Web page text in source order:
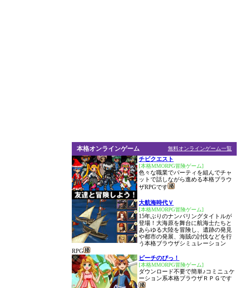
無料オンラインゲーム一覧
本格オンラインゲーム
チビクエスト
[本格MMORPG冒険ゲーム]
色々な職業でパーティを組んでチャ
ットで話しながら進める本格ブラウ
ザRPGです
大航海時代Ｖ
[本格MMORPG冒険ゲーム]
15年ぶりのナンバリングタイトルが
登場！大海原を舞台に航海士たちと
あらゆる大陸を冒険し、遺跡の発見
や都市の発展、海賊の討伐などを行
う本格ブラウザシミュレーション
RPG
ピーチのぴっ！
[本格MMORPG冒険ゲーム]
ダウンロード不要で簡単♪コミニュケ
ーション系本格ブラウザＲＰＧです